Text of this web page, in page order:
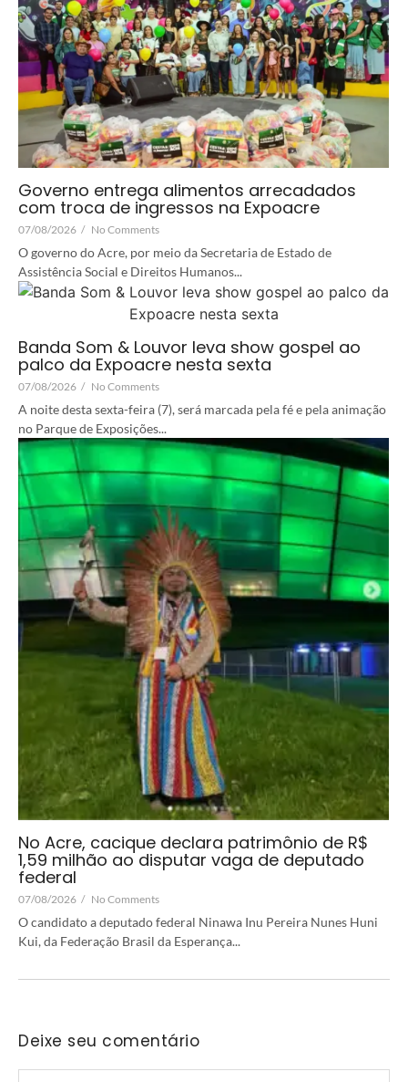
Governo entrega alimentos arrecadados
com troca de ingressos na Expoacre
07/08/2026 / No Comments
O governo do Acre, por meio da Secretaria de Estado de
Assistência Social e Direitos Humanos...
Banda Som & Louvor leva show gospel ao
palco da Expoacre nesta sexta
07/08/2026 / No Comments
A noite desta sexta-feira (7), será marcada pela fé e pela animação
no Parque de Exposições...
No Acre, cacique declara patrimônio de R$
1,59 milhão ao disputar vaga de deputado
federal
07/08/2026 / No Comments
O candidato a deputado federal Ninawa Inu Pereira Nunes Huni
Kui, da Federação Brasil da Esperança...
Deixe seu comentário